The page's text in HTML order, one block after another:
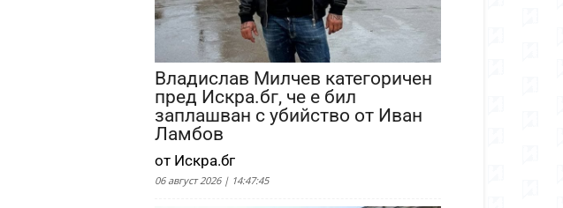
Владислав Милчев категоричен
пред Искра.бг, че е бил
заплашван с убийство от Иван
Ламбов
от Искра.бг
06 август 2026 | 14:47:45